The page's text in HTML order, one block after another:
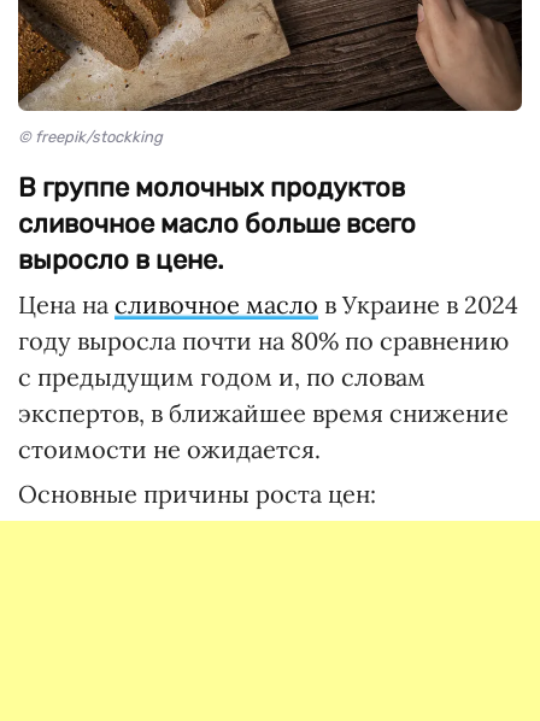
© freepik/stockking
В группе молочных продуктов
сливочное масло больше всего
выросло в цене.
Цена на сливочное масло в Украине в 2024
году выросла почти на 80% по сравнению
с предыдущим годом и, по словам
экспертов, в ближайшее время снижение
стоимости не ожидается.
Основные причины роста цен: